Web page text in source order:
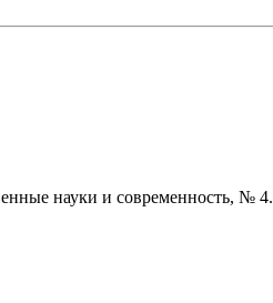
науки и современность, № 4.